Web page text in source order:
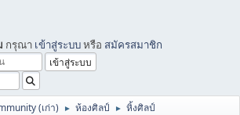
กรุณา เข้าสู่ระบบหรือ สมัครสมาชิก
(เก่า) ► ห้องศิลป์ ► หิ้งศิลป์